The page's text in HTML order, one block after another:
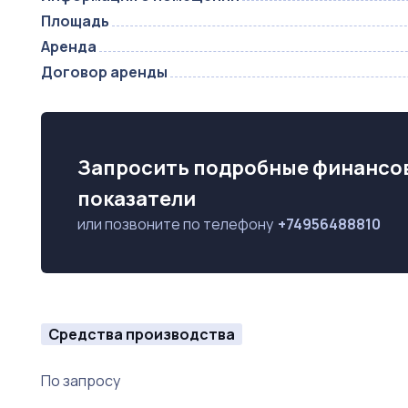
Скорее пишите и звоните, чтобы получить бизнес
Площадь
Аренда
Договор аренды
Запросить подробные
показатели
или позвоните по телефону +74956488810
Средства производства
По запросу